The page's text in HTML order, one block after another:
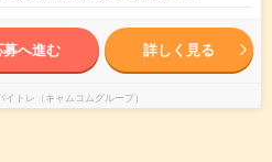
募へ進む 詳しく見る
イトレ（キャムコムグループ）